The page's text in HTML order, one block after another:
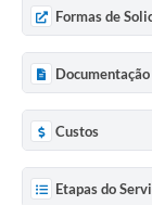
Formas de
Documentação
Custos
Etapas do